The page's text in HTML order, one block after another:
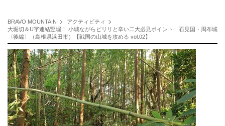
BRAVO MOUNTAIN
アクティビティ
大堀切＆U字連結竪堀！ 小城ながらピリリと辛い二大必見ポイント 石見国・周布城
〈後編〉（島根県浜田市）【戦国の山城を攻める vol.02】